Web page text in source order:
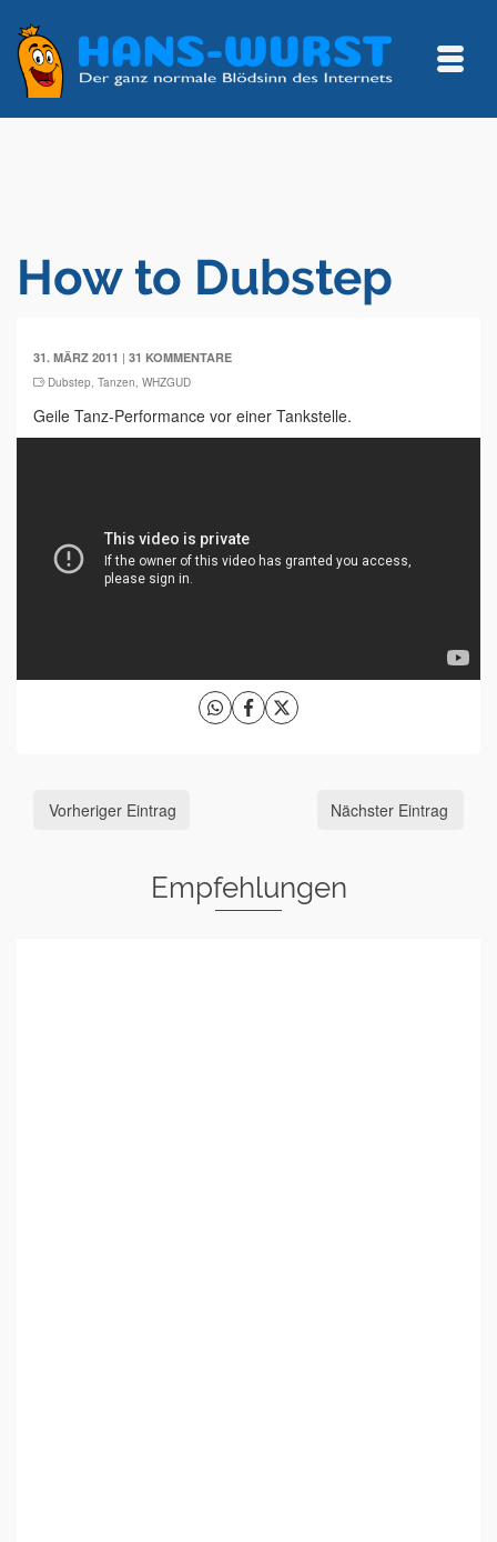
How to Dubstep
31. MÄRZ 2011 | 31 KOMMENTARE
Dubstep, Tanzen, WHZGUD
Geile Tanz-Performance vor einer Tankstelle.
Vorheriger Eintrag Nächster Eintrag
Empfehlungen